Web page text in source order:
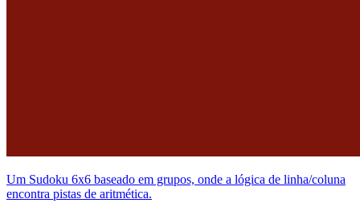
Um Sudoku 6x6 baseado em grupos, onde a lógica de linha/coluna
encontra pistas de aritmética.